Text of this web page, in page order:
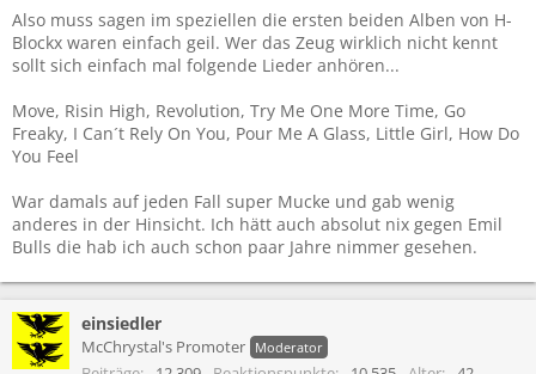
Also muss sagen im speziellen die ersten beiden Alben von H-
Blockx waren einfach geil. Wer das Zeug wirklich nicht kennt
sollt sich einfach mal folgende Lieder anhören...
Move, Risin High, Revolution, Try Me One More Time, Go
Freaky, I Can´t Rely On You, Pour Me A Glass, Little Girl, How Do
You Feel
War damals auf jeden Fall super Mucke und gab wenig
anderes in der Hinsicht. Ich hätt auch absolut nix gegen Emil
Bulls die hab ich auch schon paar Jahre nimmer gesehen.
einsiedler
McChrystal's Promoter Moderator